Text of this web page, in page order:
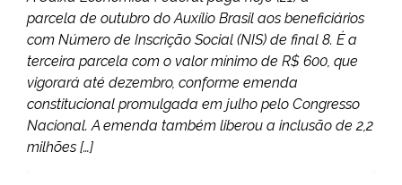
parcela de outubro do Auxílio Brasil aos beneficiários
com Número de Inscrição Social (NIS) de final 8. É a
terceira parcela com o valor mínimo de R$ 600, que
vigorará até dezembro, conforme emenda
constitucional promulgada em julho pelo Congresso
Nacional. A emenda também liberou a inclusão de 2,2
milhões […]